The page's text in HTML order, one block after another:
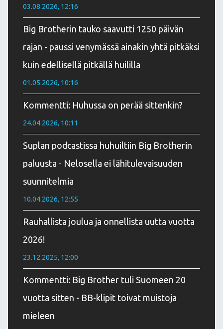
03.08.2026, 12:16
Big Brotherin tauko saavutti 1250 päivän
rajan - paussi venymässä ainakin yhtä pitkäksi
kuin edellisellä pitkällä huililla
01.05.2026, 10:16
Kommentti: Huhussa on perää sittenkin?
24.04.2026, 10:11
Suplan podcastissa huhuiltiin Big Brotherin
paluusta - Nelosella ei lähitulevaisuuden
suunnitelmia
10.04.2026, 12:55
Rauhallista joulua ja onnellista uutta vuotta
2026!
23.12.2025, 12:00
Kommentti: Big Brother tuli Suomeen 20
vuotta sitten - BB-klipit toivat muistoja
mieleen